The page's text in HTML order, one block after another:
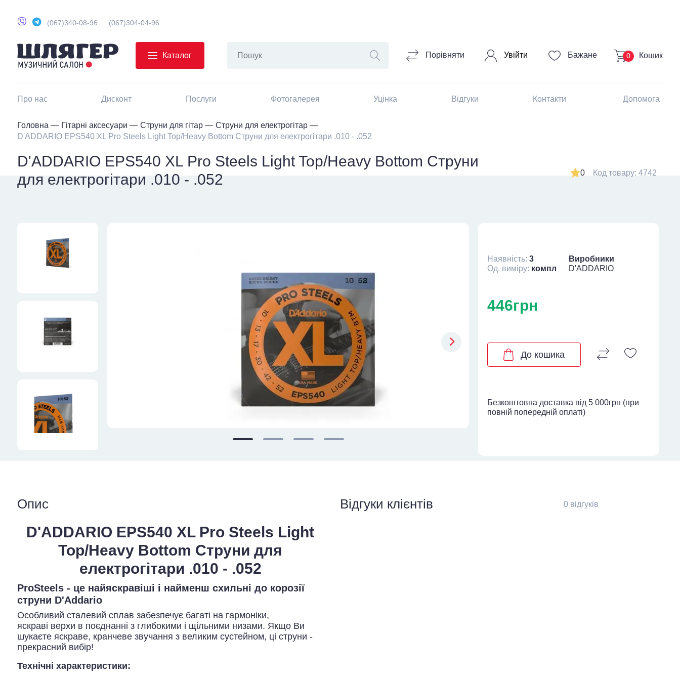
(067)340-08-96 (067)304-04-96
Каталог Порівняти Увійти Бажане Кошик
0
Про нас Дисконт Послуги Фотогалерея Уцінка Відгуки Контакти Допомога
Головна Гітарні аксесуари Струни для гітар
Струни для електрогітар
D'ADDARIO EPS540 XL Pro Steels Light Top/Heavy Bottom Струни для електрогітари .010 - .052
D'ADDARIO EPS540 XL Pro Steels Light Top/Heavy Bottom Струни
для електрогітари .010 - .052
0 Код товару: 4742
Наявність: 3
Од. виміру: компл
Виробники
D'ADDARIO
446грн
До кошика
Безкоштовна доставка від 5 000грн (при
повній попередній оплаті)
Опис
D'ADDARIO EPS540 XL Pro Steels Light
Top/Heavy Bottom Струни для
електрогітари .010 - .052
ProSteels - це найяскравіші і найменш схильні до корозії
струни D'Addario
Особливий сталевий сплав забезпечує багаті на гармоніки,
яскраві верхи в поєднанні з глибокими і щільними низами. Якщо Ви
шукаєте яскраве, кранчеве звучання з великим сустейном, ці струни -
прекрасний вибір!
Технічні характеристики:
Відгуки клієнтів 0 відгуків